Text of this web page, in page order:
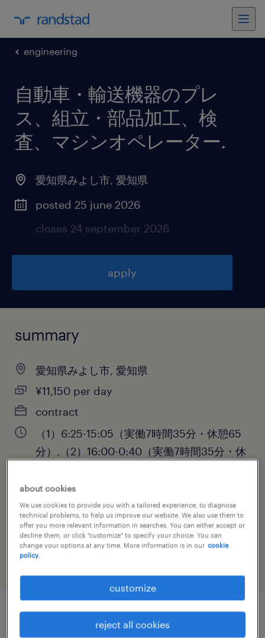
engineering
自動車・輸送機器のプレ
ス、組立・部品加工、検
査、マシンオペレーター.
愛知県みよし市, 愛知県
posted 25 june 2026
closes 24 september 2026
apply
summary
愛知県みよし市, 愛知県
¥11,150 per day
contract
（1）6:25-15:05（実働7時間35分・休憩65
分）,（2）16:00-0:40（実働7時間35分・休
job category
engineering
about cookies
We use cookies to provide you with a tailored experience, to diagnose
technical problems, to help us improve our website. We also use them to
offer you more relevant information in searches. You can either accept or
decline them, or click "customize" to specify your choice. You can
change your options at any time. More information is in our cookie
policy.
customize
reject all cookies